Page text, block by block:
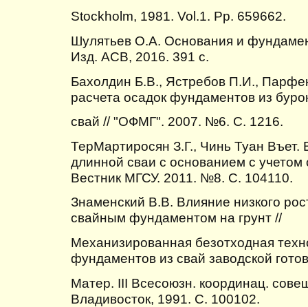
Stockholm, 1981. Vol.1. Pp. 659662.
Шулятьев О.А. Основания и
Изд. АСВ, 2016. 391 с.
Бахолдин Б.В., Ястребов П.И.,
расчета осадок фундаментов из
свай // "ОФМГ". 2007. №6. С. 1216.
ТерМартиросян З.Г., Чинь Туан Въет.
длинной сваи с основанием с
Вестник МГСУ. 2011. №8. С. 104110.
Знаменский В.В. Влияние низкого
свайным фундаментом на грунт //
Механизированная безотходная
фундаментов из свай заводской
Матер. III Всесоюзн. координац.
Владивосток, 1991. С. 100102.